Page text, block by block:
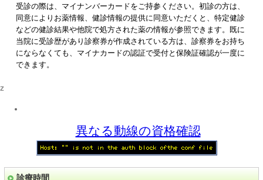
受診の際は、マイナンバーカードをご持参ください。初診の方は、
同意によりお薬情報、健診情報の提供に同意いただくと、特定健診
などの健診結果や他院で処方された薬の情報が参照できます。既に
当院に受診歴があり診察券が作成されている方は、診察券をお持ち
にならなくても、マイナカードの認証で受付と保険証確認が一度に
できます。
z
異なる動線の資格確認
診療時間